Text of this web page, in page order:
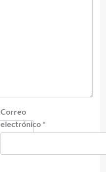
Correo
electrónico *